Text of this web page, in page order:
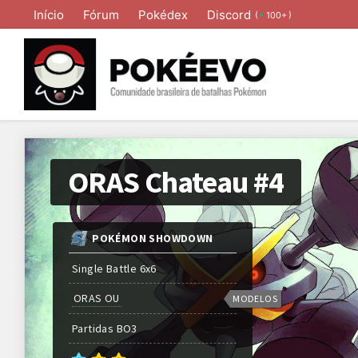
Início Fórum Pokédex Discord ( 100+ )
ORAS Chateau #4
POKÉMON SHOWDOWN
Single Battle 6x6
ORAS OU
Partidas BO3
MODELOS